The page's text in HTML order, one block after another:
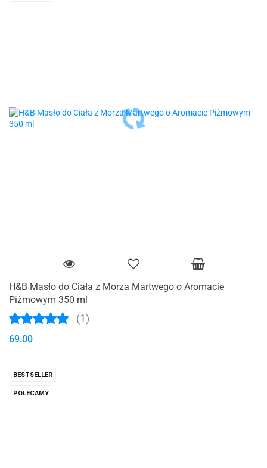
H&B Masło do Ciała z Morza Martwego o Aromacie
Piżmowym 350 ml
(1)
69.00
BESTSELLER
POLECAMY